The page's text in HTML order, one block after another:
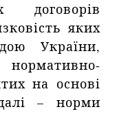
договорів
яких
України,
на основі
– норми